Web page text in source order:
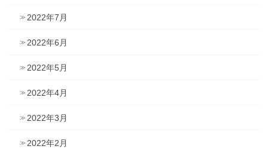
2022年7月
2022年6月
2022年5月
2022年4月
2022年3月
2022年2月